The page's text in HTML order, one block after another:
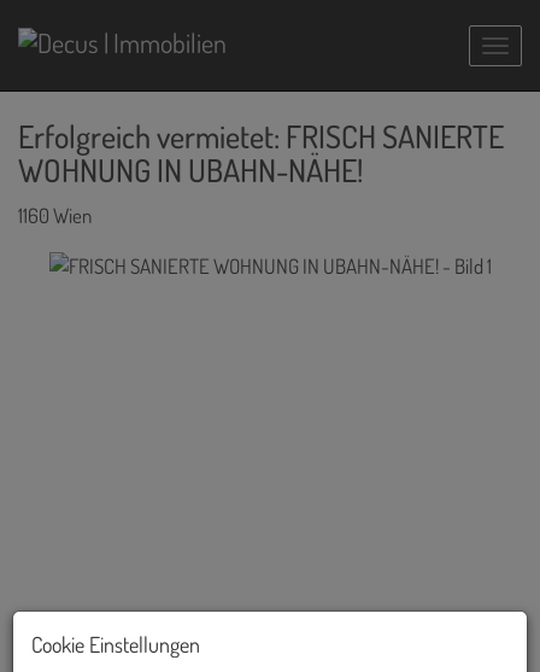
Erfolgreich vermietet: FRISCH SANIERTE
WOHNUNG IN UBAHN-NÄHE!
1160 Wien
Cookie Einstellungen